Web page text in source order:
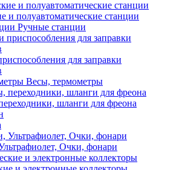
и полуавтоматические станции
Ручные станции
для заправки
Весы, термометры
шланги для фреона
Очки, фонари